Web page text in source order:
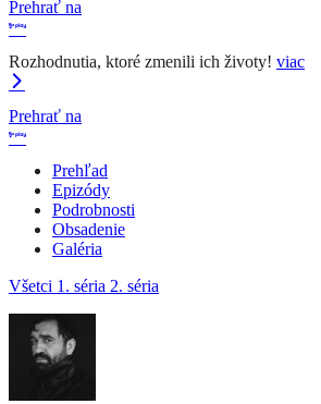
Prehrať na
Rozhodnutia, ktoré zmenili ich životy! viac
Prehrať na
Prehľad
Epizódy
Podrobnosti
Obsadenie
Galéria
Všetci 1. séria 2. séria